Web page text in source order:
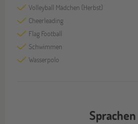
Volleyball Mädchen (Herbst)
Cheerleading
Flag Football
Schwimmen
Wasserpolo
Sprachen